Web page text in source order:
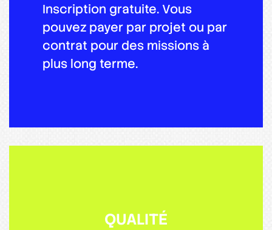
Inscription gratuite. Vous
pouvez payer par projet ou par
contrat pour des missions à
plus long terme.
QUALITÉ